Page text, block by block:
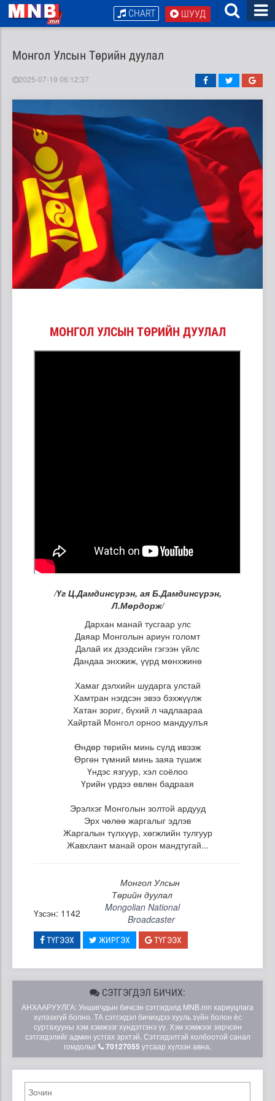
ШУУД
CHART
Монгол Улсын Төрийн дуулал
2025-07-19 06:12:37
МОНГОЛ УЛСЫН ТӨРИЙН ДУУЛАЛ
/Үг Ц.Дамдинсүрэн, ая Б.Дамдинсүрэн,
Л.Мөрдорж/
Дархан манай тусгаар улс
Даяар Монголын ариун голомт
Далай их дээдсийн гэгээн үйлс
Дандаа энхжиж, үүрд мөнхжинө
Хамаг дэлхийн шударга улстай
Хамтран нэгдсэн эвээ бэхжүүлж
Хатан зориг, бүхий л чадлаараа
Хайртай Монгол орноо мандуулъя
Өндөр төрийн минь сүлд ивээж
Өргөн түмний минь заяа түшиж
Үндэс язгуур, хэл соёлоо
Үрийн үрдээ өвлөн бадраая
Эрэлхэг Монголын золтой ардууд
Эрх чөлөө жаргалыг эдлэв
Жаргалын түлхүүр, хөгжлийн тулгуур
Жавхлант манай орон мандтугай...
Монгол Улсын
Төрийн дуулал
Үзсэн: 1142
Mongolian National
Broadcaster
ТҮГЭЭХ ЖИРГЭХ ТҮГЭЭХ
СЭТГЭГДЭЛ БИЧИХ:
АНХААРУУЛГА: Уншигчдын бичсэн сэтгэгдэлд MNB.mn хариуцлага
хүлээхгүй болно. ТА сэтгэгдэл бичихдээ хууль зүйн болон ёс
суртахууны хэм хэмжээг хүндэтгэнэ үү. Хэм хэмжээг зөрчсөн
сэтгэгдэлийг админ устгах эрхтэй. Сэтгэгдэлтэй холбоотой санал
гомдолыг
70127055 утсаар хүлээн авна.